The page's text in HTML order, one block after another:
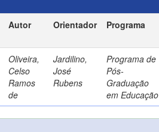
Autor Orientador Programa
Oliveira,
Celso
Ramos
de
Jardilino,
José
Rubens
Programa de
Pós-
Graduação
em Educação